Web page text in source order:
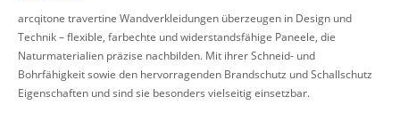
arcqitone travertine Wandverkleidungen überzeugen in Design und
Technik – flexible, farbechte und widerstandsfähige Paneele, die
Naturmaterialien präzise nachbilden. Mit ihrer Schneid- und
Bohrfähigkeit sowie den hervorragenden Brandschutz und Schallschutz
Eigenschaften und sind sie besonders vielseitig einsetzbar.